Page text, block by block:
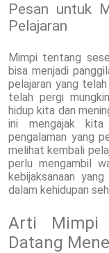
Pesan untuk
Pelajaran
Mimpi tentang
bisa menjadi
pelajaran yang
telah pergi
hidup kita dan
ini mengajak kita
pengalaman yang
melihat kembali
perlu mengambil
kebijaksanaan
dalam kehidupan
Arti Mimpi
Datang